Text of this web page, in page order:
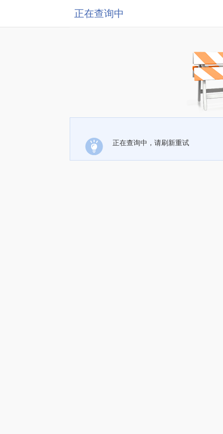
正在查询中
正在查询中，请刷新重试